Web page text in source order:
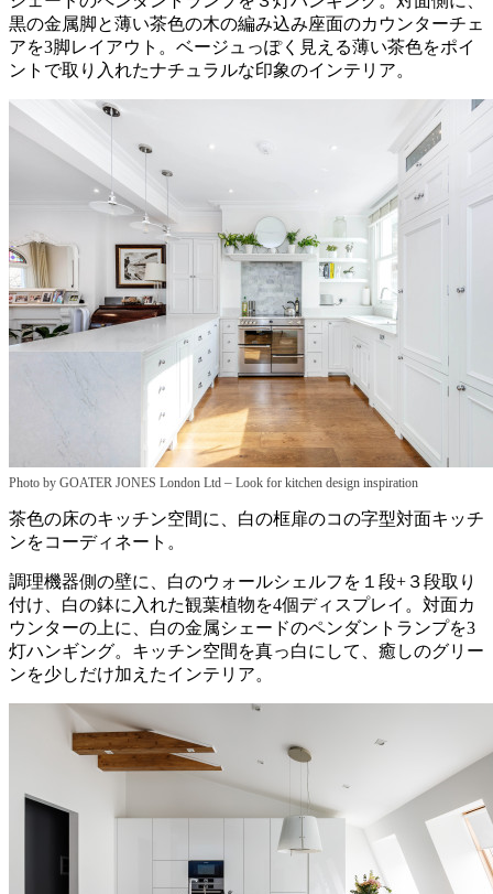
黒の金属脚と薄い茶色の木の編み込み座面のカウンターチェ
アを3脚レイアウト。ベージュっぽく見える薄い茶色をポイ
ントで取り入れたナチュラルな印象のインテリア。
Photo by GOATER JONES London Ltd – Look for kitchen design inspiration
茶色の床のキッチン空間に、白の框扉のコの字型対面キッチ
ンをコーディネート。
調理機器側の壁に、白のウォールシェルフを１段+３段取り
付け、白の鉢に入れた観葉植物を4個ディスプレイ。対面カ
ウンターの上に、白の金属シェードのペンダントランプを3
灯ハンギング。キッチン空間を真っ白にして、癒しのグリー
ンを少しだけ加えたインテリア。